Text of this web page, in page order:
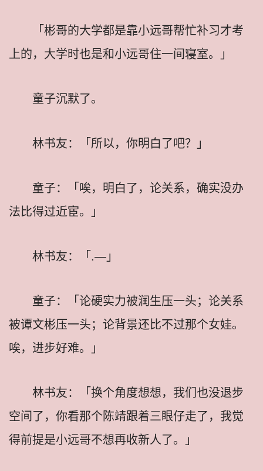
「彬哥的大学都是靠小远哥帮忙补习才考
上的，大学时也是和小远哥住一间寝室。」
童子沉默了。
林书友：「所以，你明白了吧？」
童子：「唉，明白了，论关系，确实没办
法比得过近宦。」
林书友：「.—」
童子：「论硬实力被润生压一头；论关系
被谭文彬压一头；论背景还比不过那个女娃。
唉，进步好难。」
林书友：「换个角度想想，我们也没退步
空间了，你看那个陈靖跟着三眼仔走了，我觉
得前提是小远哥不想再收新人了。」